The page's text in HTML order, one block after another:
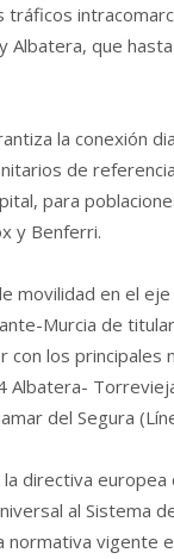
Albatera, que
la conexión
de
para
y Benferri.
movilidad en el
Murcia de
con los
del Segura
directiva europea
al Sistema
vigente